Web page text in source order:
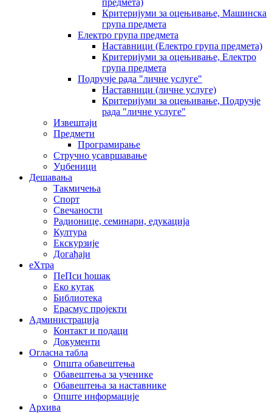
предмета)
Критеријуми за оцењивање, Машинска
група предмета
Електро група предмета
Наставници (Електро група предмета)
Критеријуми за оцењивање, Електро
група предмета
Подручје рада "личне услуге"
Наставници (личне услуге)
Критеријуми за оцењивање, Подручје
рада "личне услуге"
Извештаји
Предмети
Програмирање
Стручно усавршавање
Уџбеници
Дешавања
Такмичења
Спорт
Свечаности
Радионице, семинари, едукација
Култура
Екскурзије
Догађаји
еXтра
ПеПси ћошак
Еко кутак
Библиотека
Ерасмус пројекти
Администрација
Контакт и подаци
Документи
Огласна табла
Општа обавештења
Обавештења за ученике
Обавештења за наставнике
Опште информације
Архива